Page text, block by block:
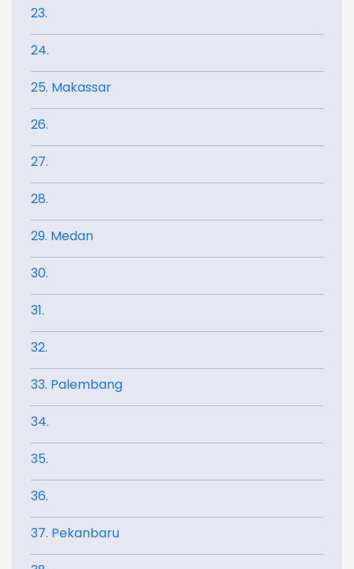
23.
24.
25. Makassar
26.
27.
28.
29. Medan
30.
31.
32.
33. Palembang
34.
35.
36.
37. Pekanbaru